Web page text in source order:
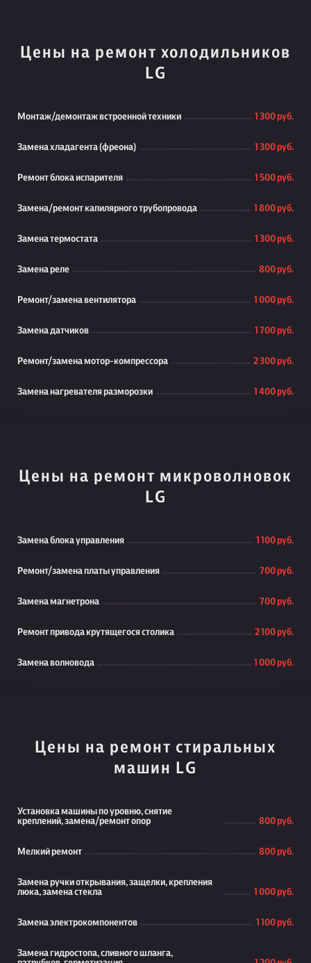
Цены на ремонт холодильников
LG
Монтаж/демонтаж встроенной техники 1 300 руб.
Замена хладагента (фреона) 1 300 руб.
Ремонт блока испарителя 1 500 руб.
Замена/ремонт капилярного трубопровода 1 800 руб.
Замена термостата 1 300 руб.
Замена реле 800 руб.
Ремонт/замена вентилятора 1 000 руб.
Замена датчиков 1 700 руб.
Ремонт/замена мотор-компрессора 2 300 руб.
Замена нагревателя разморозки 1 400 руб.
Цены на ремонт микроволновок
LG
Замена блока управления 1 100 руб.
Ремонт/замена платы управления 700 руб.
Замена магнетрона 700 руб.
Ремонт привода крутящегося столика 2 100 руб.
Замена волновода 1 000 руб.
Цены на ремонт стиральных
машин LG
Установка машины по уровню, снятие
креплений, замена/ремонт опор
800 руб.
Мелкий ремонт 800 руб.
Замена ручки открывания, защелки, крепления
люка, замена стекла
1 000 руб.
Замена электрокомпонентов 1 100 руб.
Замена гидростопа, сливного шланга,